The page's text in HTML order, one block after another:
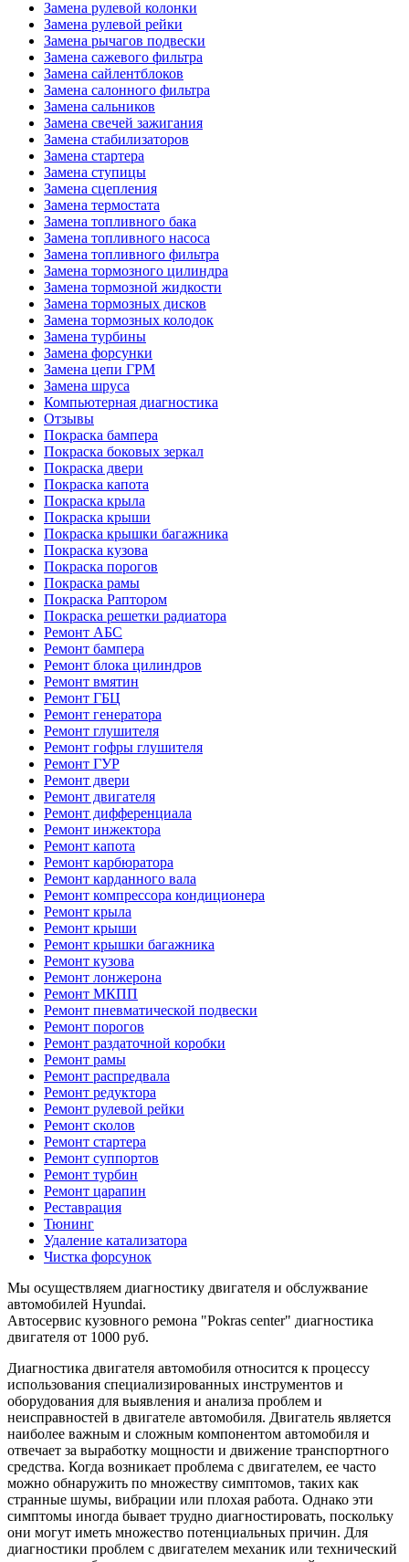
Замена рулевой колонки
Замена рулевой рейки
Замена рычагов подвески
Замена сажевого фильтра
Замена сайлентблоков
Замена салонного фильтра
Замена сальников
Замена свечей зажигания
Замена стабилизаторов
Замена стартера
Замена ступицы
Замена сцепления
Замена термостата
Замена топливного бака
Замена топливного насоса
Замена топливного фильтра
Замена тормозного цилиндра
Замена тормозной жидкости
Замена тормозных дисков
Замена тормозных колодок
Замена турбины
Замена форсунки
Замена цепи ГРМ
Замена шруса
Компьютерная диагностика
Отзывы
Покраска бампера
Покраска боковых зеркал
Покраска двери
Покраска капота
Покраска крыла
Покраска крыши
Покраска крышки багажника
Покраска кузова
Покраска порогов
Покраска рамы
Покраска Раптором
Покраска решетки радиатора
Ремонт АБС
Ремонт бампера
Ремонт блока цилиндров
Ремонт вмятин
Ремонт ГБЦ
Ремонт генератора
Ремонт глушителя
Ремонт гофры глушителя
Ремонт ГУР
Ремонт двери
Ремонт двигателя
Ремонт дифференциала
Ремонт инжектора
Ремонт капота
Ремонт карбюратора
Ремонт карданного вала
Ремонт компрессора кондиционера
Ремонт крыла
Ремонт крыши
Ремонт крышки багажника
Ремонт кузова
Ремонт лонжерона
Ремонт МКПП
Ремонт пневматической подвески
Ремонт порогов
Ремонт раздаточной коробки
Ремонт рамы
Ремонт распредвала
Ремонт редуктора
Ремонт рулевой рейки
Ремонт сколов
Ремонт стартера
Ремонт суппортов
Ремонт турбин
Ремонт царапин
Реставрация
Тюнинг
Удаление катализатора
Чистка форсунок
Мы осуществляем диагностику двигателя и обслужвание
автомобилей Hyundai.
Автосервис кузовного ремона "Pokras center" диагностика
двигателя от 1000 руб.
Диагностика двигателя автомобиля относится к процессу
использования специализированных инструментов и
оборудования для выявления и анализа проблем и
неисправностей в двигателе автомобиля. Двигатель является
наиболее важным и сложным компонентом автомобиля и
отвечает за выработку мощности и движение транспортного
средства. Когда возникает проблема с двигателем, ее часто
можно обнаружить по множеству симптомов, таких как
странные шумы, вибрации или плохая работа. Однако эти
симптомы иногда бывает трудно диагностировать, поскольку
они могут иметь множество потенциальных причин. Для
диагностики проблем с двигателем механик или технический